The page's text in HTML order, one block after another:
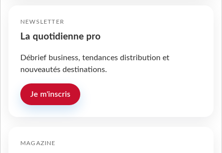
NEWSLETTER
La quotidienne pro
Débrief business, tendances distribution et
nouveautés destinations.
Je m'inscris
MAGAZINE